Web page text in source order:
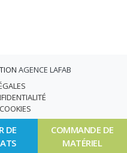
DE
COMMANDE DE
MATÉRIEL
AGENCE LAFAB